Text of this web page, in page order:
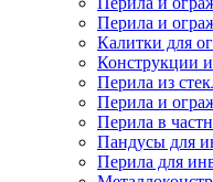
Перила и
Калитки для
Конструкции
Перила из
Перила и
Перила в
Пандусы для
Перила для